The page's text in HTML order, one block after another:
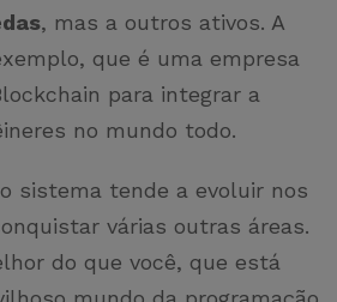
, mas a outros ativos. A
que é uma empresa
para integrar a
no mundo todo.
sistema tende a evoluir nos
várias outras áreas.
do que você, que está